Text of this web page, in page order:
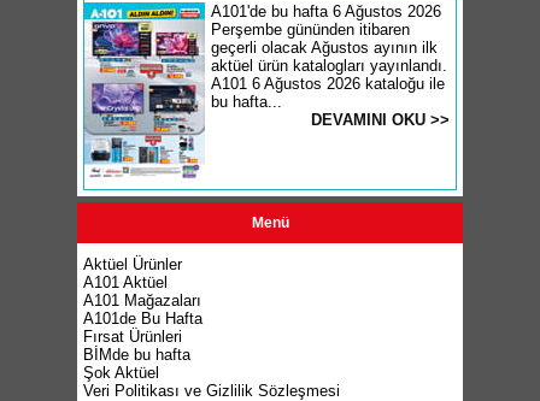
A101'de bu hafta 6 Ağustos 2026
Perşembe gününden itibaren
geçerli olacak Ağustos ayının ilk
aktüel ürün katalogları yayınlandı.
A101 6 Ağustos 2026 kataloğu ile
bu hafta...
DEVAMINI OKU >>
Menü
Aktüel Ürünler
A101 Aktüel
A101 Mağazaları
A101de Bu Hafta
Fırsat Ürünleri
BİMde bu hafta
Şok Aktüel
Veri Politikası ve Gizlilik Sözleşmesi